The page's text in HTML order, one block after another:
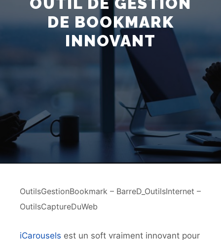
DE BOOKMARK
INNOVANT
OutilsGestionBookmark – BarreD_OutilsInternet –
OutilsCaptureDuWeb
iCarousels est un soft vraiment innovant pour